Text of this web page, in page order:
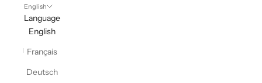
English
Language
English
Français
Deutsch